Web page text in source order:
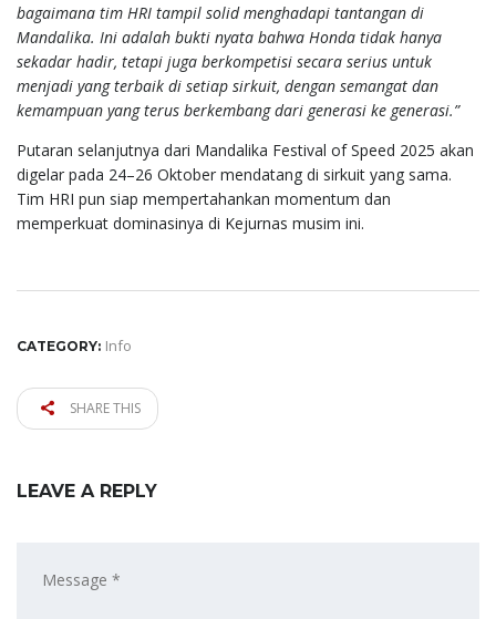
bagaimana tim HRI tampil solid menghadapi tantangan di
Mandalika. Ini adalah bukti nyata bahwa Honda tidak hanya
sekadar hadir, tetapi juga berkompetisi secara serius untuk
menjadi yang terbaik di setiap sirkuit, dengan semangat dan
kemampuan yang terus berkembang dari generasi ke generasi.”
Putaran selanjutnya dari Mandalika Festival of Speed 2025 akan
digelar pada 24–26 Oktober mendatang di sirkuit yang sama.
Tim HRI pun siap mempertahankan momentum dan
memperkuat dominasinya di Kejurnas musim ini.
CATEGORY: Info
SHARE THIS
LEAVE A REPLY